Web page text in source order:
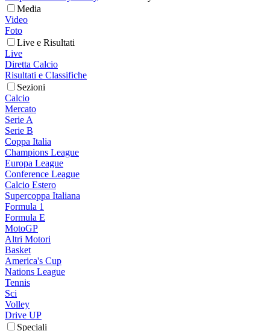
Media
Video
Foto
Live e Risultati
Live
Diretta Calcio
Risultati e Classifiche
Sezioni
Calcio
Mercato
Serie A
Serie B
Coppa Italia
Champions League
Europa League
Conference League
Calcio Estero
Supercoppa Italiana
Formula 1
Formula E
MotoGP
Altri Motori
Basket
America's Cup
Nations League
Tennis
Sci
Volley
Drive UP
Speciali